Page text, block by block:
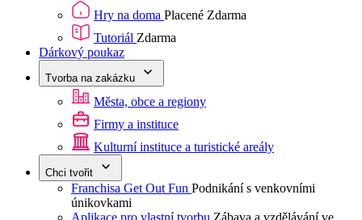
Hry na doma Placené Zdarma
Tutoriál Zdarma
Dárkový poukaz
Tvorba na zakázku
Města, obce a regiony
Firmy a instituce
Kulturní instituce a turistické areály
Chci tvořit
Franchisa Get Out Fun Podnikání s venkovními
únikovkami
Aplikace pro vlastní tvorbu Zábava a vzdělávání ve